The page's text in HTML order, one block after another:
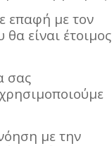
επαφή με τον
είναι έτοιμος
σας
με την